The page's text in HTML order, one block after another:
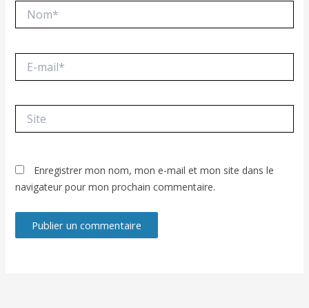
mail*
Enregistrer mon nom, mon e-mail et mon site dans le
navigateur pour mon prochain commentaire.